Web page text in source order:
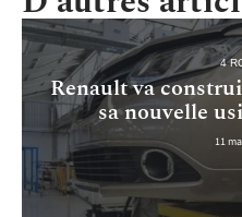
4
Renault va
sa nouvelle
11